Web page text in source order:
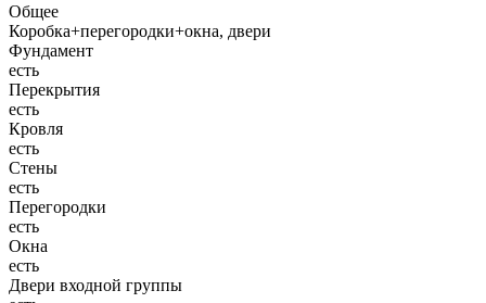
Общее
Коробка+перегородки+окна, двери
Фундамент
есть
Перекрытия
есть
Кровля
есть
Стены
есть
Перегородки
есть
Окна
есть
Двери входной группы